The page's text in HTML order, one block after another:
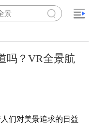
吗？VR全景航
们对美景追求的日益